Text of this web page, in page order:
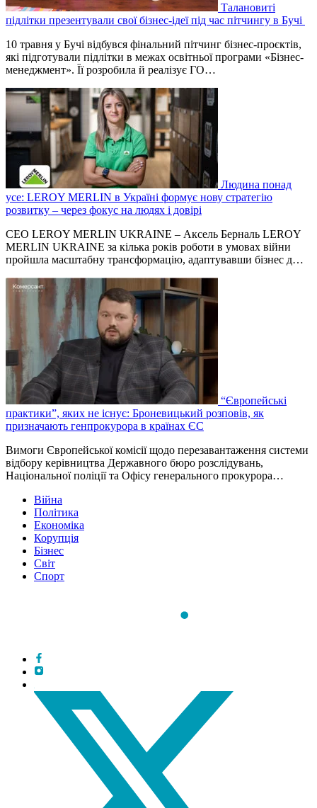
Талановиті
підлітки презентували свої бізнес-ідеї під час пітчингу в Бучі
10 травня у Бучі відбувся фінальний пітчинг бізнес-проєктів,
які підготували підлітки в межах освітньої програми «Бізнес-
менеджмент». Її розробила й реалізує ГО…
Людина понад
усе: LEROY MERLIN в Україні формує нову стратегію
розвитку – через фокус на людях і довірі
СЕО LEROY MERLIN UKRAINE – Аксель Берналь LEROY
MERLIN UKRAINE за кілька років роботи в умовах війни
пройшла масштабну трансформацію, адаптувавши бізнес д…
“Європейські
практики”, яких не існує: Броневицький розповів, як
призначають генпрокурора в країнах ЄС
Вимоги Європейської комісії щодо перезавантаження системи
відбору керівництва Державного бюро розслідувань,
Національної поліції та Офісу генерального прокурора…
Війна
Політика
Економіка
Корупція
Бізнес
Світ
Спорт